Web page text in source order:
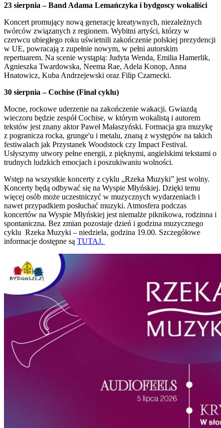
23 sierpnia – Band Adama Lemańczyka i bydgoscy wokaliści
Koncert promujący nową generację kreatywnych, niezależnych
twórców związanych z regionem. Wybitni artyści, którzy w
czerwcu ubiegłego roku uświetnili zakończenie polskiej prezydencji
w UE, powracają z zupełnie nowym, w pełni autorskim
repertuarem. Na scenie wystąpią: Judyta Wenda, Emilia Hamerlik,
Agnieszka Twardowska, Neema Rae, Adela Konop, Anna
Hnatowicz, Kuba Andrzejewski oraz Filip Czarnecki.
30 sierpnia – Cochise (Finał cyklu)
Mocne, rockowe uderzenie na zakończenie wakacji. Gwiazdą
wieczoru będzie zespół Cochise, w którym wokalistą i autorem
tekstów jest znany aktor Paweł Małaszyński. Formacja gra muzykę
z pogranicza rocka, grunge'u i metalu, znaną z występów na takich
festiwalach jak Przystanek Woodstock czy Impact Festival.
Usłyszymy utwory pełne energii, z pięknymi, angielskimi tekstami o
trudnych ludzkich emocjach i poszukiwaniu wolności.
Wstęp na wszystkie koncerty z cyklu „Rzeka Muzyki” jest wolny.
Koncerty będą odbywać się na Wyspie Młyńskiej. Dzięki temu
więcej osób może uczestniczyć w muzycznych wydarzeniach i
nawet przypadkiem posłuchać muzyki. Atmosfera podczas
koncertów na Wyspie Młyńskiej jest niemalże piknikowa, rodzinna i
spontaniczna. Bez zmian pozostaje dzień i godzina muzycznego
cyklu Rzeka Muzyki – niedziela, godzina 19.00. Szczegółowe
informacje dostępne są TUTAJ.